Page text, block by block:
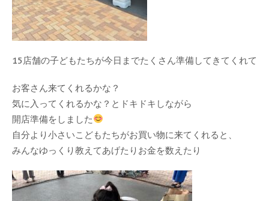
15店舗の子どもたちが今日までたくさん準備してきてくれて
お客さん来てくれるかな？
気に入ってくれるかな？とドキドキしながら
開店準備をしました
自分より小さいこどもたちがお買い物に来てくれると、
みんなゆっくり教えてあげたりお金を数えたり